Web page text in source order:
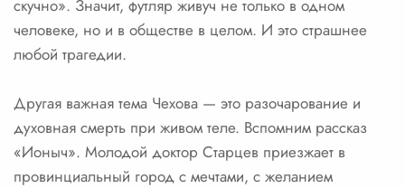
скучно». Значит, футляр живуч не только в одном
человеке, но и в обществе в целом. И это страшнее
любой трагедии.
Другая важная тема Чехова — это разочарование и
духовная смерть при живом теле. Вспомним рассказ
«Ионыч». Молодой доктор Старцев приезжает в
провинциальный город с мечтами, с желанием